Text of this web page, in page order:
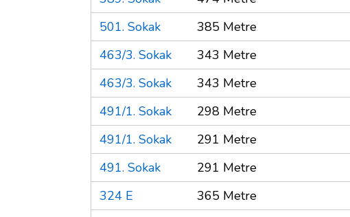
501. Sokak
385 Metre
463/3. Sokak
343 Metre
463/3. Sokak
343 Metre
491/1. Sokak
298 Metre
491/1. Sokak
291 Metre
491. Sokak
291 Metre
324 E
365 Metre